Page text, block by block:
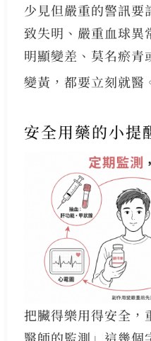
少見但嚴重的警訊要
致失明、嚴重血球異
明顯變差、莫名瘀青
變黃，都要立刻就醫
安全用藥的小提
把臟得樂用得安全，